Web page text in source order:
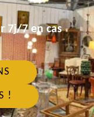
7j/7 en cas
!